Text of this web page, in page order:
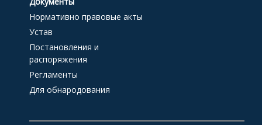
Нормативно правовые акты
Устав
Постановления и
распоряжения
Регламенты
Для обнародования